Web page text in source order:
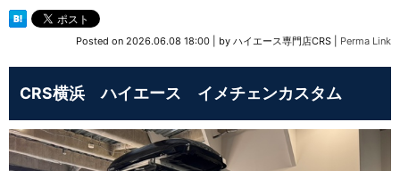
Posted on 2026.06.08 18:00 by ハイエース専門店CRS Perma Link
CRS横浜 ハイエース イメチェンカスタム